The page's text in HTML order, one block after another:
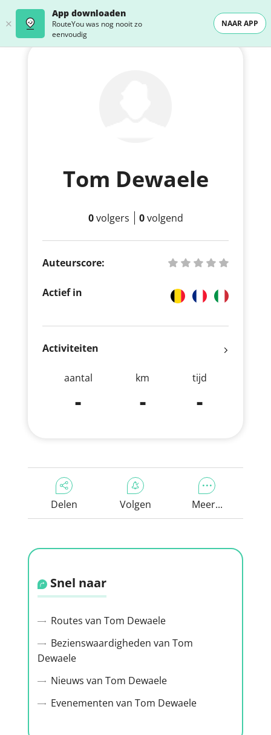
App downloaden
RouteYou was nog nooit zo
eenvoudig
NAAR APP
Tom Dewaele
0volgers 0volgend
Auteurscore:
Actief in
Activiteiten
aantal
-
km
-
tijd
-
Delen Volgen Meer...
Snel naar
Routes van Tom Dewaele
Bezienswaardigheden van Tom
Dewaele
Nieuws van Tom Dewaele
Evenementen van Tom Dewaele